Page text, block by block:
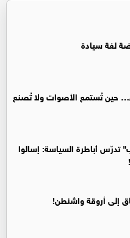
لغة سيادة
حين تُستمع الأصوات ولا تُصنع
تدرّس أباطرة السياسة: إسالوا
إلى أروقة واشنطن!